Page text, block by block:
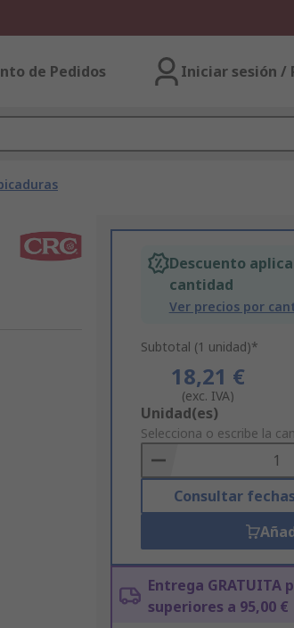
de Pedidos Iniciar sesión /
Descuento
cantidad
Ver precios por
Subtotal (1 unidad)*
18,21 €
(exc. IVA)
Add
to
Basket
Unidad(es)
Selecciona o escribe la
Consultar
Entrega GRATUITA
superiores a 95,00 €